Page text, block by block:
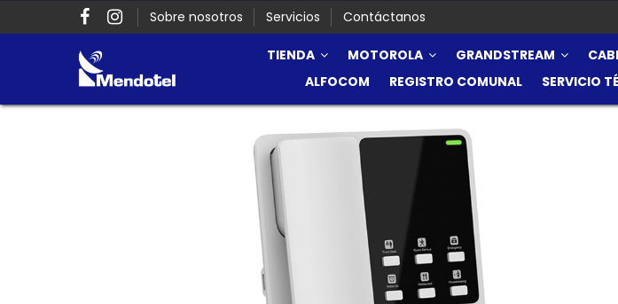
Sobre nosotros Servicios Contáctanos
TIENDA MOTOROLA GRANDSTREAM
ALFOCOM
REGISTRO COMUNAL SERVICIO